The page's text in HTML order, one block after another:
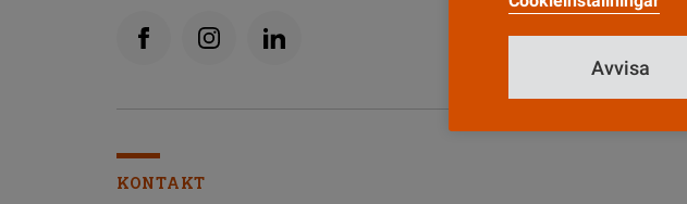
KONTAKT
Avvisa